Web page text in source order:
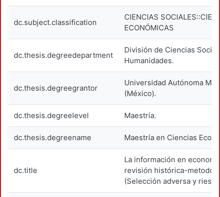
dc.subject.classification
CIENCIAS
ECONÓMICAS
dc.thesis.degreedepartment
División de Ciencias
Humanidades.
dc.thesis.degreegrantor
Universidad Autónoma
(México).
dc.thesis.degreelevel Maestría.
dc.thesis.degreename Maestría en Ciencias
dc.title
La información en
revisión histórica-
(Selección adversa y